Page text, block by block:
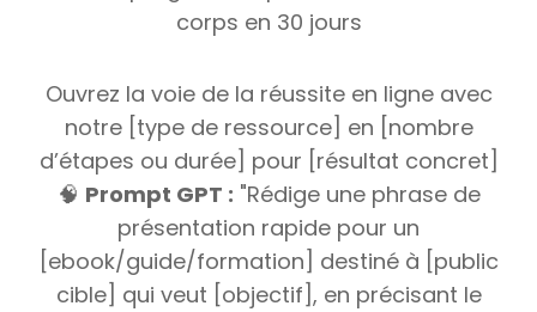
corps en 30 jours
Ouvrez la voie de la réussite en ligne avec
notre [type de ressource] en [nombre
d’étapes ou durée] pour [résultat concret]
🧠 Prompt GPT : "Rédige une phrase de
présentation rapide pour un
[ebook/guide/formation] destiné à [public
cible] qui veut [objectif], en précisant le